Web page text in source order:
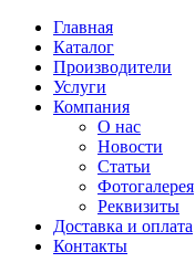
Главная
Каталог
Производители
Услуги
Компания
О нас
Новости
Статьи
Фотогалерея
Реквизиты
Доставка и оплата
Контакты